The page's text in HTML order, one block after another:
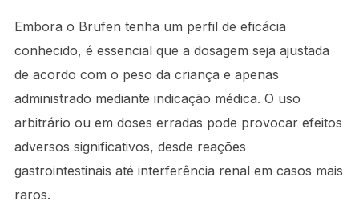
Embora o Brufen tenha um perfil de eficácia
conhecido, é essencial que a dosagem seja ajustada
de acordo com o peso da criança e apenas
administrado mediante indicação médica. O uso
arbitrário ou em doses erradas pode provocar efeitos
adversos significativos, desde reações
gastrointestinais até interferência renal em casos mais
raros.